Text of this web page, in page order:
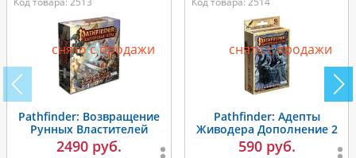
мощные артефакты и величественные драконы.
Станете ли Вы благородным паладином, добросердечным
жрецом, яростным варваром или безумным колдуном –
зависит только от вас!
Комплектация:
64-страничная книга приключения, где есть всё
Pathfinder: Возвращение
Рунных Властителей
2490 руб.
снято с продажи
Pathfinder: Адепты
Живодера Дополнение 2
590 руб.
снято с продажи